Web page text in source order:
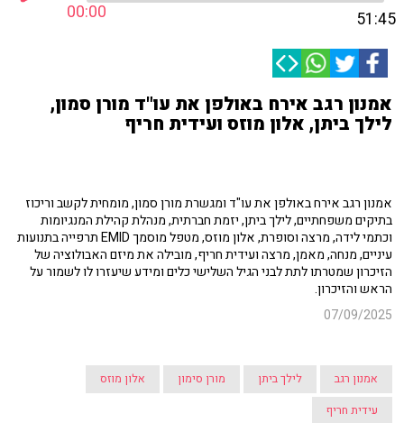
00:00 51:45
אמנון רגב אירח באולפן את עו"ד מורן סמון,
לילך ביתן, אלון מוזס ועידית חריף
אמנון רגב אירח באולפן את עו"ד ומגשרת מורן סמון, מומחית לקשב וריכוז
בתיקים משפחתיים, לילך ביתן, יזמת חברתית, מנהלת קהילת המנגיומות
וכתמי לידה, מרצה וסופרת, אלון מוזס, מטפל מוסמך EMID תרפייה בתנועות
עיניים, מנחה, מאמן, מרצה ועידית חריף, מובילה את מיזם האבולוציה של
הזיכרון שמטרתו לתת לבני הגיל השלישי כלים ומידע שיעזרו לו לשמור על
הראש והזיכרון.
07/09/2025
אמנון רגב לילך ביתן מורן סימון
אלון מוזס
עידית חריף